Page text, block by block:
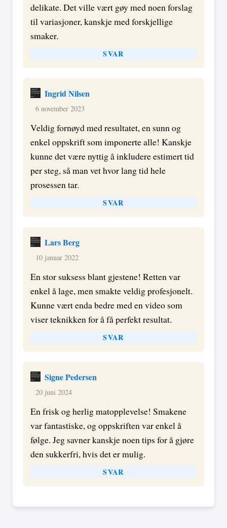
delikate. Det ville vært gøy med noen forslag
til variasjoner, kanskje med forskjellige
smaker.
SVAR
Ingrid Nilsen
6 november 2023
Veldig fornøyd med resultatet, en sunn og
enkel oppskrift som imponerte alle! Kanskje
kunne det være nyttig å inkludere estimert tid
per steg, så man vet hvor lang tid hele
prosessen tar.
SVAR
Lars Berg
10 januar 2022
En stor suksess blant gjestene! Retten var
enkel å lage, men smakte veldig profesjonelt.
Kunne vært enda bedre med en video som
viser teknikken for å få perfekt resultat.
SVAR
Signe Pedersen
20 juni 2024
En frisk og herlig matopplevelse! Smakene
var fantastiske, og oppskriften var enkel å
følge. Jeg savner kanskje noen tips for å gjøre
den sukkerfri, hvis det er mulig.
SVAR